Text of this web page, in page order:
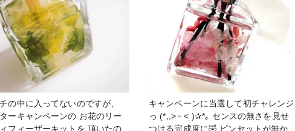
の中に入ってないのですが、
ーキャンペーンの お花のリー
ィフィーザーキットを 頂いたの
キャンペーンに当選して初チャレンジ
っ (*,,˃ ᵕ ˂ )✰*｡ センスの無さを見せ
つける完成度に🤣 ピンセットが無か